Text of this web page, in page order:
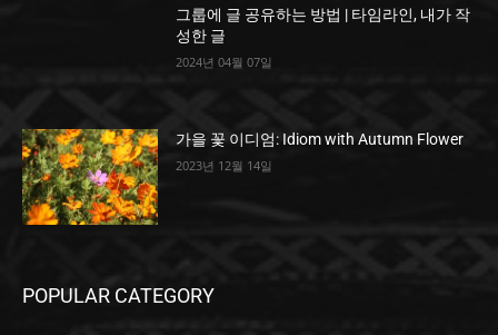
그룹에 글 공유하는 방법 | 타임라인, 내가 작
성한 글
2024년 04월 07일
가을 꽃 이디엄: Idiom with Autumn Flower
2023년 12월 14일
POPULAR CATEGORY